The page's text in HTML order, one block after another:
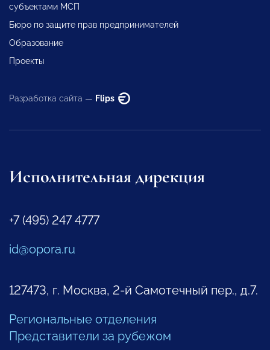
субъектами МСП
Бюро по защите прав предпринимателей
Образование
Проекты
Разработка сайта — Flips
Исполнительная дирекция
+7 (495) 247 4777
id@opora.ru
127473, г. Москва, 2-й Самотечный пер., д.7.
Региональные отделения
Представители за рубежом